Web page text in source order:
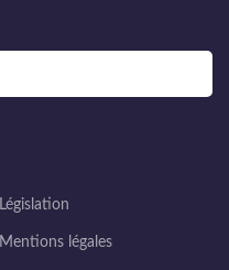
Législation
Mentions légales